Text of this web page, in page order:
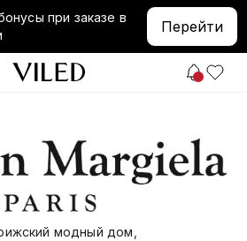
при заказе в
Перейти
модный дом,